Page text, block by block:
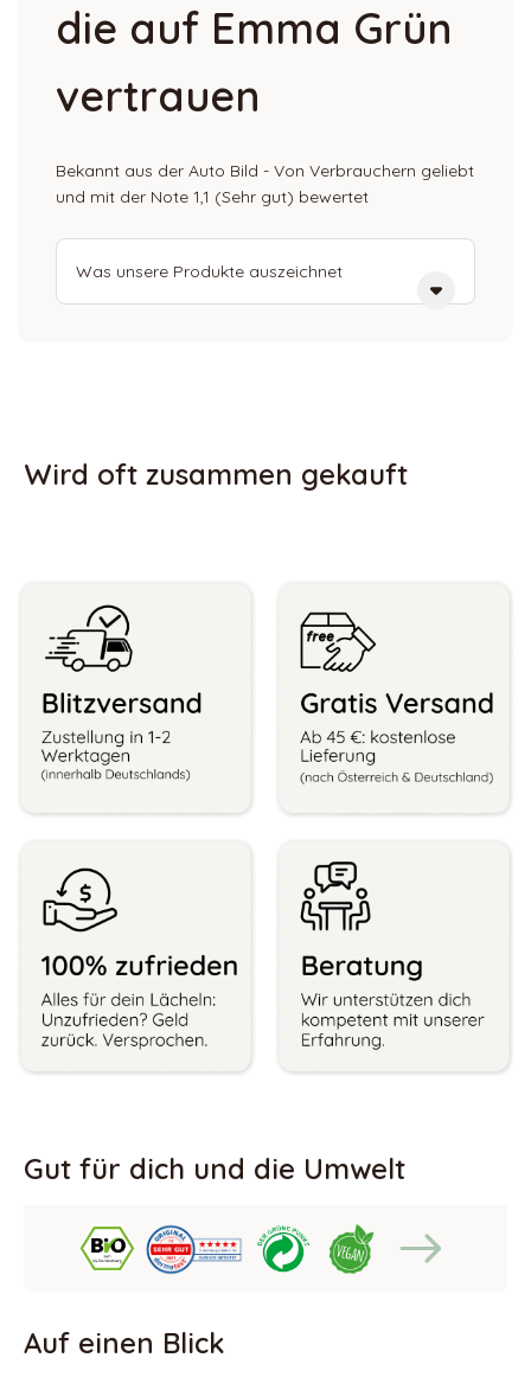
die auf Emma Grün
vertrauen
Bekannt aus der Auto Bild - Von Verbrauchern geliebt
und mit der Note 1,1 (Sehr gut) bewertet
Was unsere Produkte auszeichnet
Gut für dich und die Umwelt
Auf einen Blick